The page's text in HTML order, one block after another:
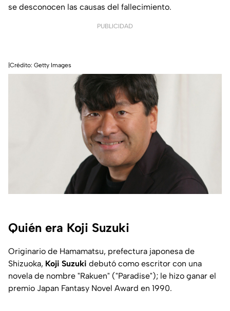
se desconocen las causas del fallecimiento.
PUBLICIDAD
|Crédito: Getty Images
Quién era Koji Suzuki
Originario de Hamamatsu, prefectura japonesa de
Shizuoka, Koji Suzuki debutó como escritor con una
novela de nombre "Rakuen" ("Paradise"); le hizo ganar el
premio Japan Fantasy Novel Award en 1990.